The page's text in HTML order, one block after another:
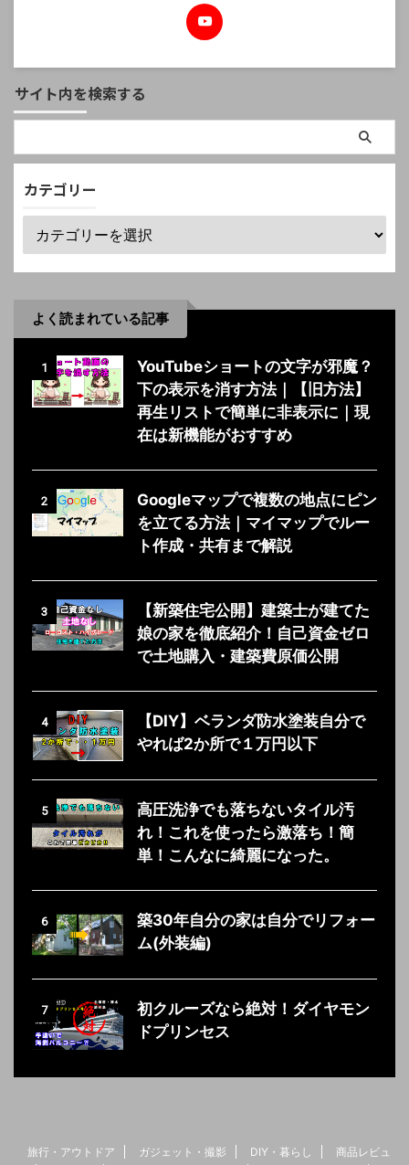
サイト内を検索する
カテゴリー
よく読まれている記事
1
YouTubeショートの文字が邪魔？
下の表示を消す方法｜【旧方法】
再生リストで簡単に非表示に｜現
在は新機能がおすすめ
2
Googleマップで複数の地点にピン
を立てる方法｜マイマップでルー
ト作成・共有まで解説
3
【新築住宅公開】建築士が建てた
娘の家を徹底紹介！自己資金ゼロ
で土地購入・建築費原価公開
4
【DIY】ベランダ防水塗装自分で
やれば2か所で１万円以下
5
高圧洗浄でも落ちないタイル汚
れ！これを使ったら激落ち！簡
単！こんなに綺麗になった。
6
築30年自分の家は自分でリフォー
ム(外装編)
7
初クルーズなら絶対！ダイヤモン
ドプリンセス
旅行・アウトドア ガジェット・撮影 DIY・暮らし
商品レビュ